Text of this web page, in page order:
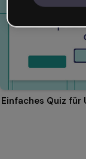
Einfaches Quiz für